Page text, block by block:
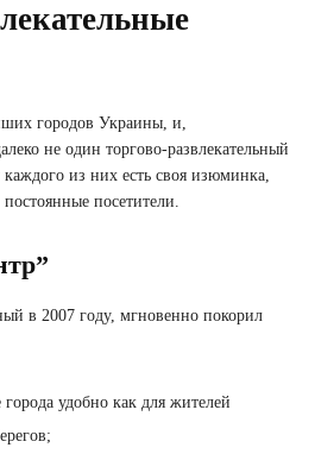
городов Украины, и,
не один торгово-развлекательный
из них есть своя изюминка,
посетители.
в 2007 году, мгновенно покорил
удобно как для жителей